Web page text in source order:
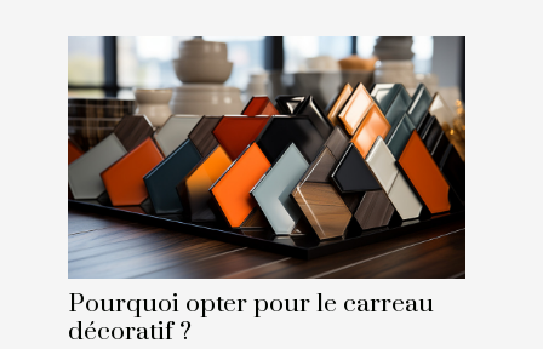
Pourquoi opter pour le carreau
décoratif ?